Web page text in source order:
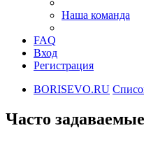
Наша команда
FAQ
Вход
Регистрация
BORISEVO.RU
Часто